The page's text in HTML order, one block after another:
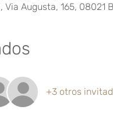
Via Augusta, 165, 08021
+3 otros